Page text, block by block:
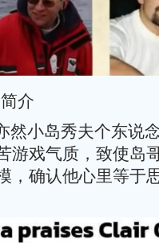
介
然小岛秀夫个东说
游戏气质，致使岛
，确认他心里等于